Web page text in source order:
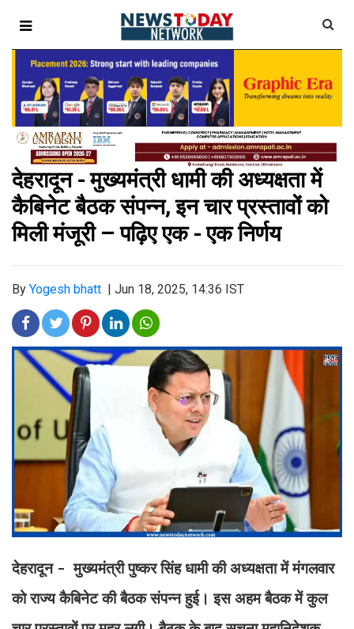
देहरादून - मुख्यमंत्री धामी की अध्यक्षता में
कैबिनेट बैठक संपन्न, इन चार प्रस्तावों को
मिली मंजूरी – पढ़िए एक - एक निर्णय
By Yogesh bhatt Jun 18, 2025, 14:36 IST
देहरादून - मुख्यमंत्री पुष्कर सिंह धामी की अध्यक्षता में मंगलवार
को राज्य कैबिनेट की बैठक संपन्न हुई। इस अहम बैठक में कुल